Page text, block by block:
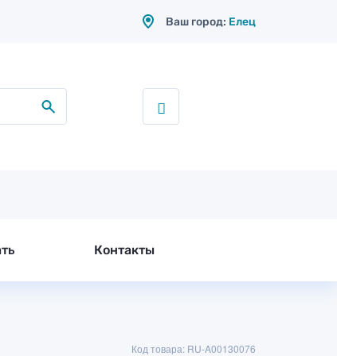
Ваш город: Елец
Контакты
Код товара: RU-A00130076